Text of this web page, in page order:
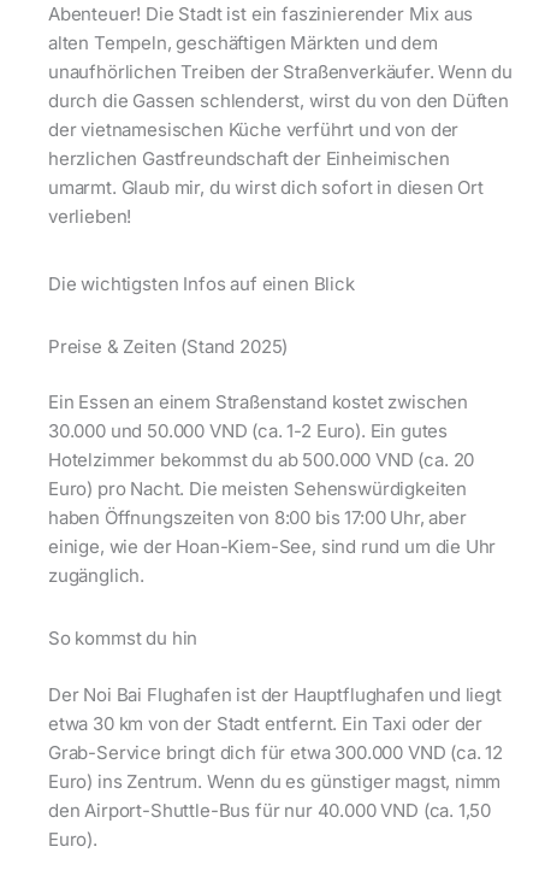
Abenteuer! Die Stadt ist ein faszinierender Mix aus
alten Tempeln, geschäftigen Märkten und dem
unaufhörlichen Treiben der Straßenverkäufer. Wenn du
durch die Gassen schlenderst, wirst du von den Düften
der vietnamesischen Küche verführt und von der
herzlichen Gastfreundschaft der Einheimischen
umarmt. Glaub mir, du wirst dich sofort in diesen Ort
verlieben!
Die wichtigsten Infos auf einen Blick
Preise & Zeiten (Stand 2025)
Ein Essen an einem Straßenstand kostet zwischen
30.000 und 50.000 VND (ca. 1-2 Euro). Ein gutes
Hotelzimmer bekommst du ab 500.000 VND (ca. 20
Euro) pro Nacht. Die meisten Sehenswürdigkeiten
haben Öffnungszeiten von 8:00 bis 17:00 Uhr, aber
einige, wie der Hoan-Kiem-See, sind rund um die Uhr
zugänglich.
So kommst du hin
Der Noi Bai Flughafen ist der Hauptflughafen und liegt
etwa 30 km von der Stadt entfernt. Ein Taxi oder der
Grab-Service bringt dich für etwa 300.000 VND (ca. 12
Euro) ins Zentrum. Wenn du es günstiger magst, nimm
den Airport-Shuttle-Bus für nur 40.000 VND (ca. 1,50
Euro).